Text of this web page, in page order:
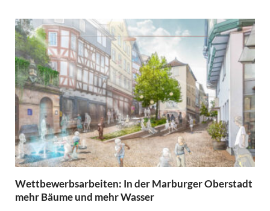
Wettbewerbsarbeiten: In der Marburger Oberstadt
mehr Bäume und mehr Wasser